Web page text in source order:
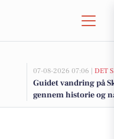
07-08-2026 07:06 | DET
Guidet vandring på
gennem historie og